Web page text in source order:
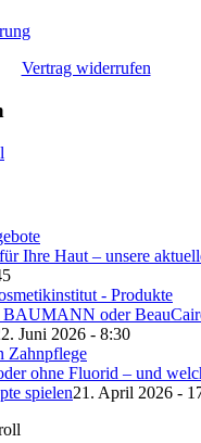
Vertrag widerrufen
Ihre Haut – unsere
oder
Juni 2026 - 8:30
ohne Fluorid – und
spielen21. April 2026 -